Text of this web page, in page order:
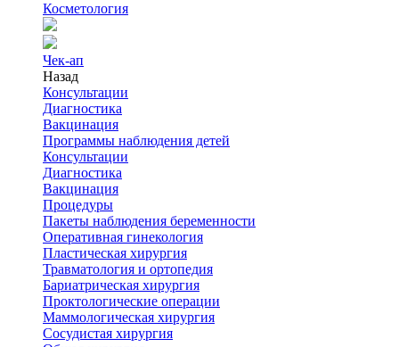
Косметология
Чек-ап
Назад
Консультации
Диагностика
Вакцинация
Программы наблюдения детей
Консультации
Диагностика
Вакцинация
Процедуры
Пакеты наблюдения беременности
Оперативная гинекология
Пластическая хирургия
Травматология и ортопедия
Бариатрическая хирургия
Проктологические операции
Маммологическая хирургия
Сосудистая хирургия